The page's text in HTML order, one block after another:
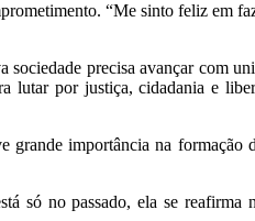
“Me sinto feliz em
precisa avançar com
lutar por justiça, cidadania e
importância na formação
só no passado, ela se reafirma